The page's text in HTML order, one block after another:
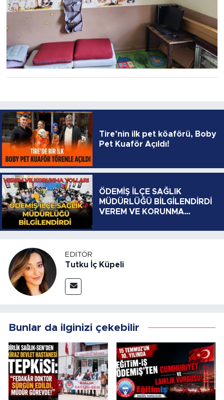
Tire’nin ilk pet köaförü, Boby
Pet Kuaför Açıldı!
ÖDEMİŞ İLÇE SAĞLIK
MÜDÜRLÜĞÜ BİLGİLENDİRDİ
VEREM VE KORUNMA
EDITÖR
Tutku İç Küpeli
Bunlar da ilginizi çekebilir